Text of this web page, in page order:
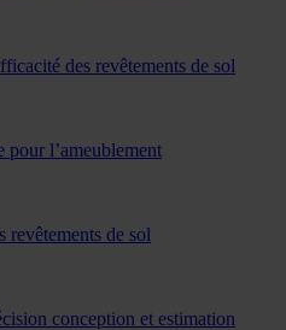
des revêtements de sol
l’ameublement
revêtements de sol
conception et estimation